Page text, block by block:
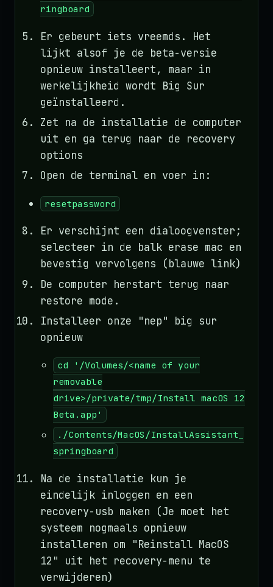
ringboard
Er gebeurt iets vreemds. Het
lijkt alsof je de beta-versie
opnieuw installeert, maar in
werkelijkheid wordt Big Sur
geïnstalleerd.
Zet na de installatie de computer
uit en ga terug naar de recovery
options
Open de terminal en voer in:
resetpassword
Er verschijnt een dialoogvenster;
selecteer in de balk erase mac en
bevestig vervolgens (blauwe link)
De computer herstart terug naar
restore mode.
Installeer onze "nep" big sur
opnieuw
cd '/Volumes/<name of your
removable
drive>/private/tmp/Install macOS 12
Beta.app'
./Contents/MacOS/InstallAssistant_
springboard
Na de installatie kun je
eindelijk inloggen en een
recovery-usb maken (Je moet het
systeem nogmaals opnieuw
installeren om "Reinstall MacOS
12" uit het recovery-menu te
verwijderen)